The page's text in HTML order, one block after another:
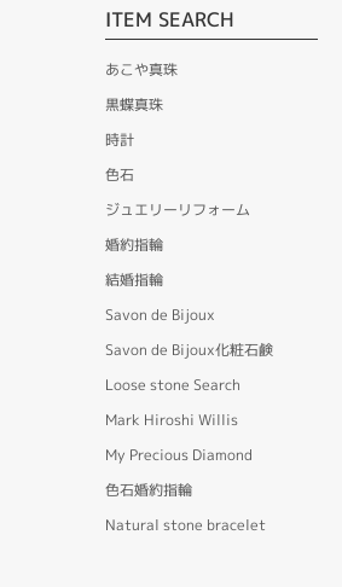
ITEM SEARCH
あこや真珠
黒蝶真珠
時計
色石
ジュエリーリフォーム
婚約指輪
結婚指輪
Savon de Bijoux
Savon de Bijoux化粧石鹸
Loose stone Search
Mark Hiroshi Willis
My Precious Diamond
色石婚約指輪
Natural stone bracelet